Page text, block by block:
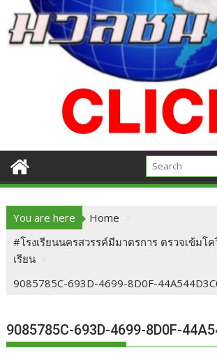
You are here
Home
#โรงเรียนนครสวรรค์มีมาตรการ ตรวจเข้มโ
เรียน
9085785C-693D-4699-8D0F-
9085785C-693D-4699-8D0F-